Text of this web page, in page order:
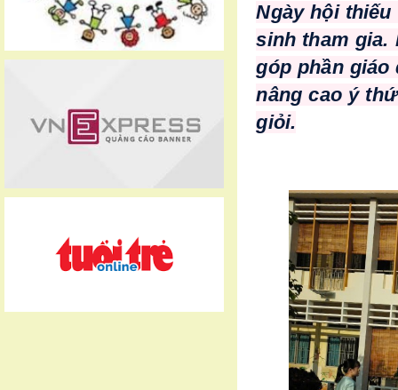
Ngày hội
sinh tham gia.
góp phần
nâng cao ý
giỏi.